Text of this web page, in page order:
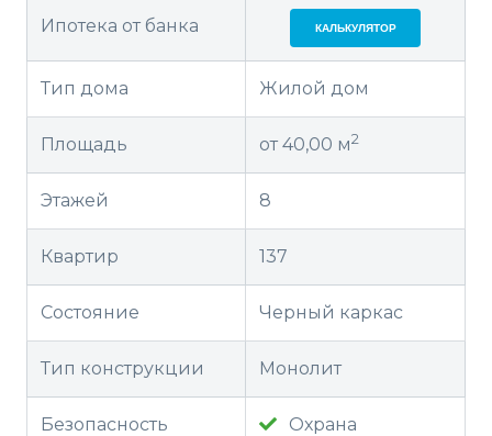
Ипотека от банка КАЛЬКУЛЯТОР
Тип дома Жилой дом
Площадь от 40,00 м2
Этажей 8
Квартир 137
Состояние Черный каркас
Тип конструкции Монолит
Безопасность Охрана